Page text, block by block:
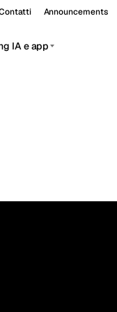
Announcements
IA e app